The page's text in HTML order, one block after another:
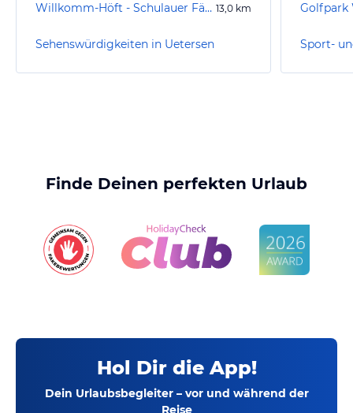
Willkomm-Höft - Schulauer Fährhaus 13,0 km
Sehenswürdigkeiten in Uetersen
Golfpark
Finde Deinen perfekten Urlaub
Hol Dir die App!
Dein Urlaubsbegleiter – vor und während der
Reise